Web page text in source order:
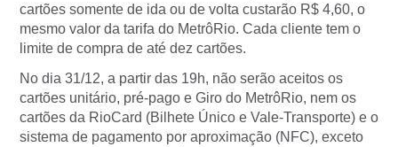
cartões somente de ida ou de volta custarão R$ 4,60, o
mesmo valor da tarifa do MetrôRio. Cada cliente tem o
limite de compra de até dez cartões.
No dia 31/12, a partir das 19h, não serão aceitos os
cartões unitário, pré-pago e Giro do MetrôRio, nem os
cartões da RioCard (Bilhete Único e Vale-Transporte) e o
sistema de pagamento por aproximação (NFC), exceto